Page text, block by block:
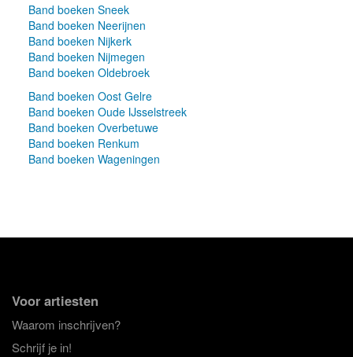
Band boeken Sneek
Band boeken Neerijnen
Band boeken Nijkerk
Band boeken Nijmegen
Band boeken Oldebroek
Band boeken Oost Gelre
Band boeken Oude IJsselstreek
Band boeken Overbetuwe
Band boeken Renkum
Band boeken Wageningen
Voor artiesten
Waarom inschrijven?
Schrijf je in!